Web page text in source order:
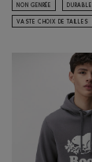
NON GENRÉE DURABLE
VASTE CHOIX DE TAILLES